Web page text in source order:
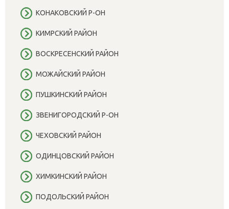
КОНАКОВСКИЙ Р-ОН
КИМРСКИЙ РАЙОН
ВОСКРЕСЕНСКИЙ РАЙОН
МОЖАЙСКИЙ РАЙОН
ПУШКИНСКИЙ РАЙОН
ЗВЕНИГОРОДСКИЙ Р-ОН
ЧЕХОВСКИЙ РАЙОН
ОДИНЦОВСКИЙ РАЙОН
ХИМКИНСКИЙ РАЙОН
ПОДОЛЬСКИЙ РАЙОН